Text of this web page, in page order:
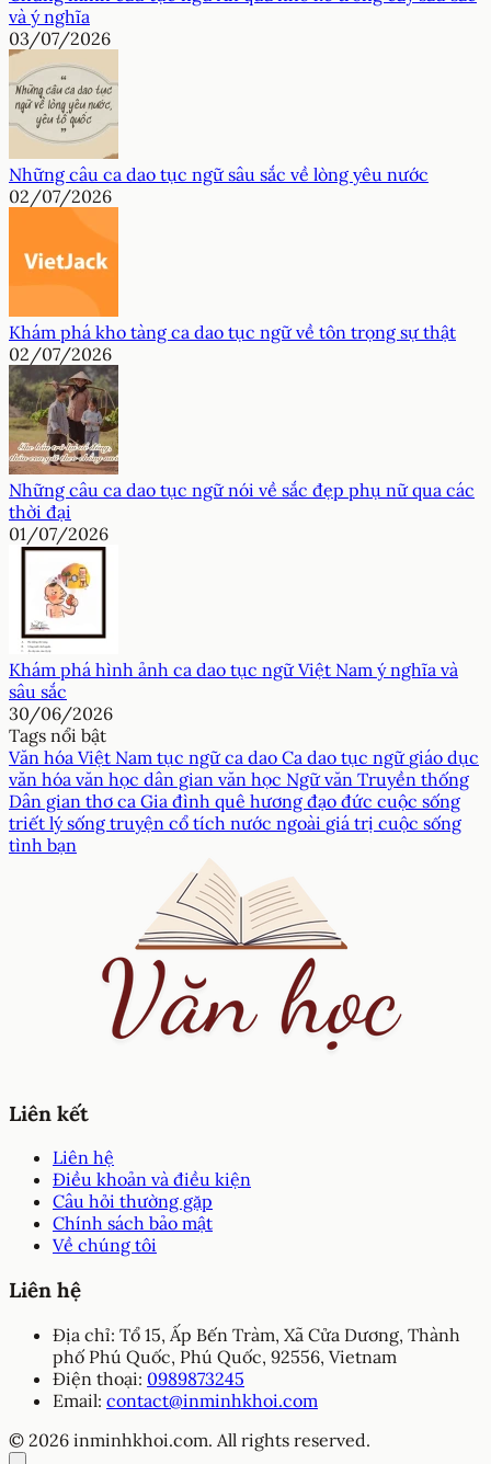
và ý nghĩa
03/07/2026
Những câu ca dao tục ngữ sâu sắc về lòng yêu nước
02/07/2026
Khám phá kho tàng ca dao tục ngữ về tôn trọng sự thật
02/07/2026
Những câu ca dao tục ngữ nói về sắc đẹp phụ nữ qua các
thời đại
01/07/2026
Khám phá hình ảnh ca dao tục ngữ Việt Nam ý nghĩa và
sâu sắc
30/06/2026
Tags nổi bật
Văn hóa Việt Nam tục ngữca dao Ca dao tục ngữ giáo dục
văn hóa văn học dân gian văn học Ngữ văn Truyền thống
Dân gian thơ ca Gia đình quê hương đạo đức cuộc sống
triết lý sống truyện cổ tích nước ngoài giá trị cuộc sống
tình bạn
Liên kết
Liên hệ
Điều khoản và điều kiện
Câu hỏi thường gặp
Chính sách bảo mật
Về chúng tôi
Liên hệ
Địa chỉ: Tổ 15, Ấp Bến Tràm, Xã Cửa Dương, Thành
phố Phú Quốc, Phú Quốc, 92556, Vietnam
Điện thoại: 0989873245
Email: contact@inminhkhoi.com
© 2026 inminhkhoi.com. All rights reserved.